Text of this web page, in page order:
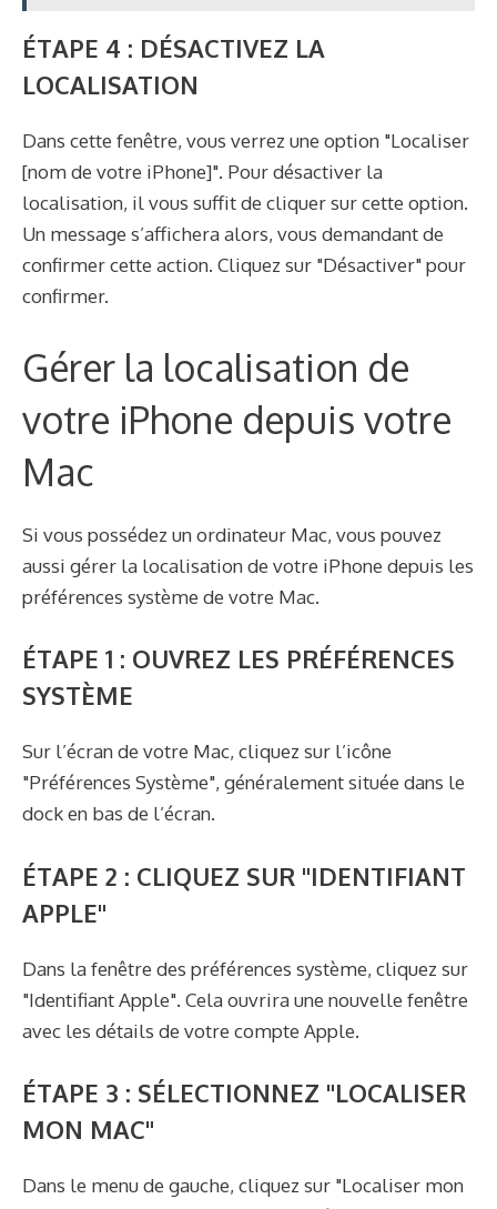
ÉTAPE 4 : DÉSACTIVEZ LA
LOCALISATION
Dans cette fenêtre, vous verrez une option "Localiser
[nom de votre iPhone]". Pour désactiver la
localisation, il vous suffit de cliquer sur cette option.
Un message s’affichera alors, vous demandant de
confirmer cette action. Cliquez sur "Désactiver" pour
confirmer.
Gérer la localisation de
votre iPhone depuis votre
Mac
Si vous possédez un ordinateur Mac, vous pouvez
aussi gérer la localisation de votre iPhone depuis les
préférences système de votre Mac.
ÉTAPE 1 : OUVREZ LES PRÉFÉRENCES
SYSTÈME
Sur l’écran de votre Mac, cliquez sur l’icône
"Préférences Système", généralement située dans le
dock en bas de l’écran.
ÉTAPE 2 : CLIQUEZ SUR "IDENTIFIANT
APPLE"
Dans la fenêtre des préférences système, cliquez sur
"Identifiant Apple". Cela ouvrira une nouvelle fenêtre
avec les détails de votre compte Apple.
ÉTAPE 3 : SÉLECTIONNEZ "LOCALISER
MON MAC"
Dans le menu de gauche, cliquez sur "Localiser mon